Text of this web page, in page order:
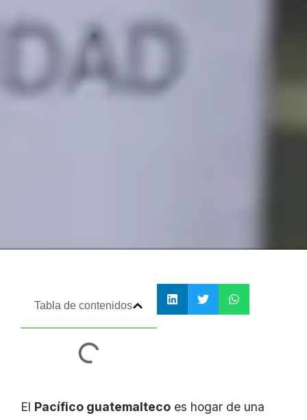
Tabla de contenidos
El Pacífico guatemalteco es hogar de una